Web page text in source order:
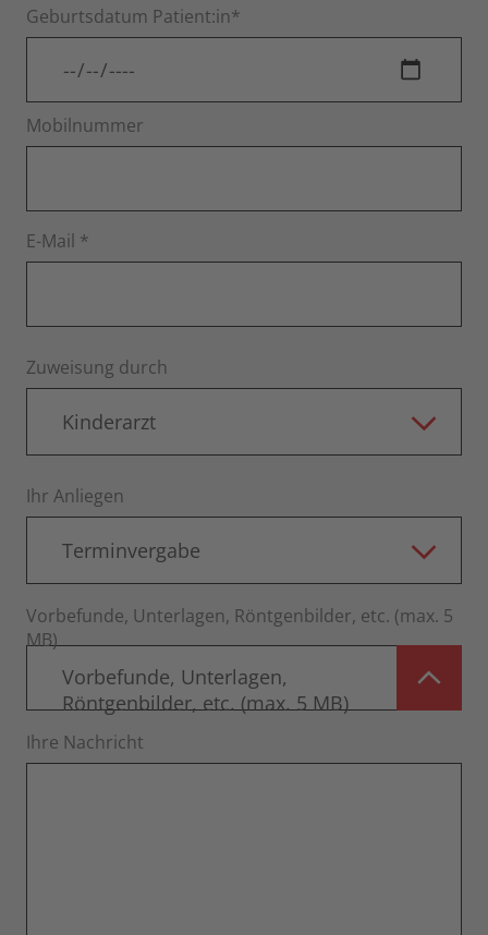
Geburtsdatum Patient:in*
Mobilnummer
E-Mail *
Zuweisung durch
Kinderarzt
Ihr Anliegen
Terminvergabe
Vorbefunde, Unterlagen,
Röntgenbilder, etc. (max. 5 MB)
Vorbefunde, Unterlagen, Röntgenbilder, etc. (max. 5
MB)
Ihre Nachricht